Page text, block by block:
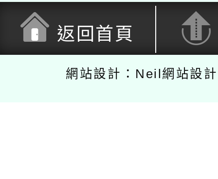
返回首頁
網站設計：Neil網站設